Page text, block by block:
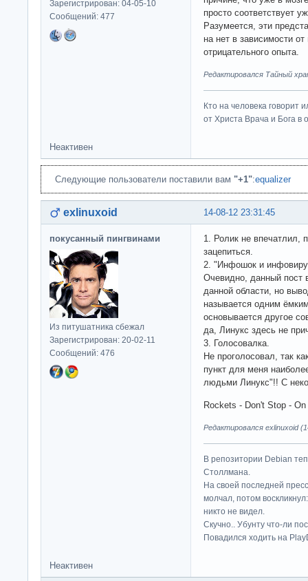
Зарегистрирован: 04-05-10
Сообщений: 477
просто соответствует
Разумеется, эти
на нет в зависимости
отрицательного опыта.
Редактировался Тайный
Кто на человека говорит
от Христа Врача и Бога в
Неактивен
Следующие пользователи поставили вам "+1":equalizer
14-08-12 23:31:45
exlinuxoid
покусанный пингвинами
Из питушатника сбежал
Зарегистрирован: 20-02-11
Сообщений: 476
1. Ролик не впечатлил,
зацепиться.
2. "Инфошок и
Очевидно, данный пост
данной области, но
называется одним
основывается другое
да, Линукс здесь не
3. Голосовалка.
Не проголосовал, так
пункт для меня
людьми Линукс"!! С
Rockets - Don't Stop -
Редактировался exlinuxoid
В репозитории Debian
Столлмана.
На своей последней
молчал, потом
никто не видел.
Скучно.. Убунту что-ли
Повадился ходить на
Неактивен